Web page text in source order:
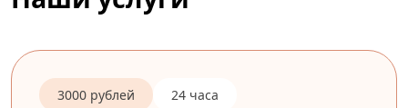
3000 рублей 24 часа